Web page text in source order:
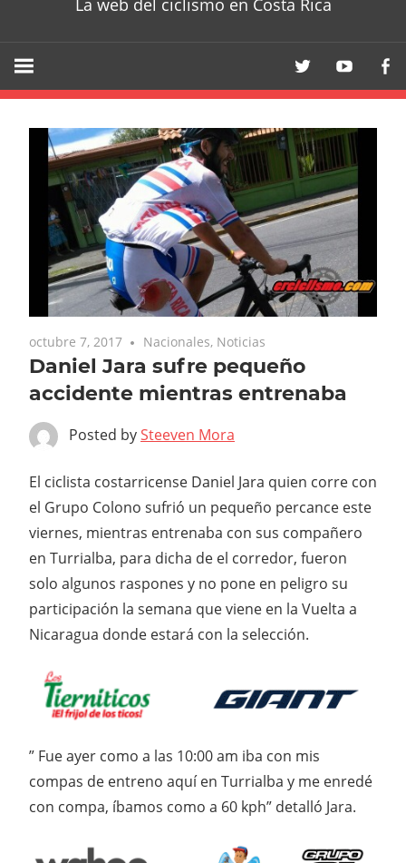
La web del ciclismo en Costa Rica
octubre 7, 2017 Nacionales, Noticias
Daniel Jara sufre pequeño
accidente mientras entrenaba
Posted bySteeven Mora
El ciclista costarricense Daniel Jara quien corre con
el Grupo Colono sufrió un pequeño percance este
viernes, mientras entrenaba con sus compañero
en Turrialba, para dicha de el corredor, fueron
solo algunos raspones y no pone en peligro su
participación la semana que viene en la Vuelta a
Nicaragua donde estará con la selección.
” Fue ayer como a las 10:00 am iba con mis
compas de entreno aquí en Turrialba y me enredé
con compa, íbamos como a 60 kph” detalló Jara.